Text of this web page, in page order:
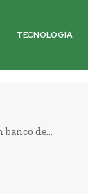
TECNOLOGÍA
de...